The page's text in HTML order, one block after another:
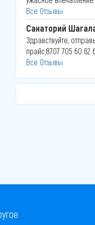
Все Отзывы
Санаторий
Здравствуйте,
прайс,8707 705 60 62
Все Отзывы